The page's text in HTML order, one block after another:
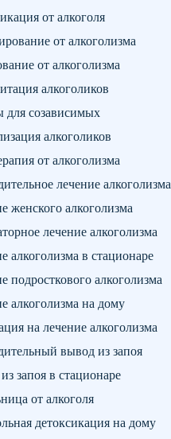
от алкоголя
от алкоголизма
от алкоголизма
алкоголиков
для созависимых
алкоголиков
от алкоголизма
лечение алкоголизма
женского алкоголизма
лечение алкоголизма
алкоголизма в стационаре
подросткового алкоголизма
алкоголизма на дому
на лечение алкоголизма
вывод из запоя
запоя в стационаре
от алкоголя
детоксикация на дому